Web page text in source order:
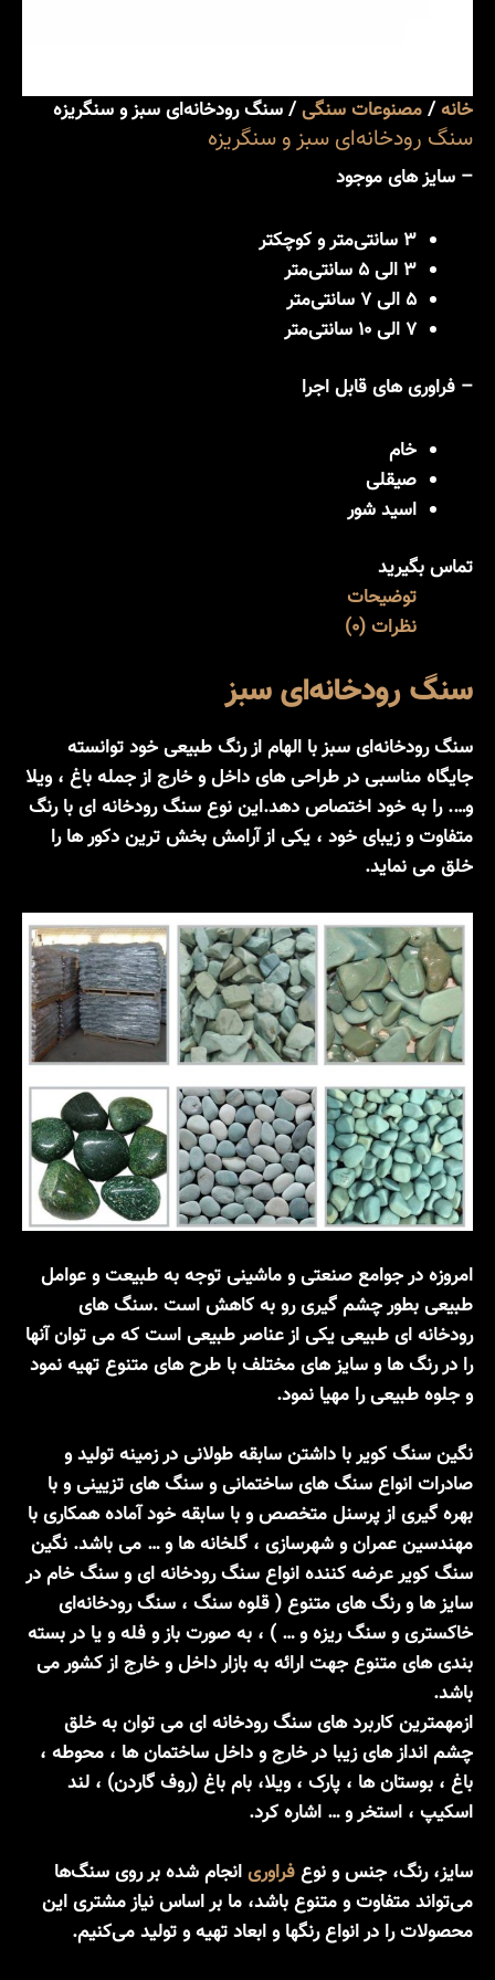
خانه/مصنوعات سنگی/ سنگ رودخانه‌ای سبز و سنگریزه
سنگ رودخانه‌ای سبز و سنگریزه
– سایز های موجود
3 سانتی‌متر و کوچکتر
3 الی 5 سانتی‌متر
5 الی 7 سانتی‌متر
7 الی 10 سانتی‌متر
– فراوری های قابل اجرا
خام
صیقلی
اسید شور
تماس بگیرید
توضیحات
نظرات (0)
سنگ رودخانه‌ای سبز
سنگ رودخانه‌ای سبز با الهام از رنگ طبیعی خود توانسته
جایگاه مناسبی در طراحی های داخل و خارج از جمله باغ ، ویلا
و…. را به خود اختصاص دهد.این نوع سنگ رودخانه ای با رنگ
متفاوت و زیبای خود ، یکی از آرامش بخش ترین دکور ها را
خلق می نماید.
امروزه در جوامع صنعتی و ماشینی توجه به طبیعت و عوامل
طبیعی بطور چشم گیری رو به کاهش است .سنگ های
رودخانه ای طبیعی یکی از عناصر طبیعی است که می توان آنها
را در رنگ ها و سایز های مختلف با طرح های متنوع تهیه نمود
و جلوه طبیعی را مهیا نمود.
نگین سنگ کویر با داشتن سابقه طولانی در زمینه تولید و
صادرات انواع سنگ های ساختمانی و سنگ های تزیینی و با
بهره گیری از پرسنل متخصص و با سابقه خود آماده همکاری با
مهندسین عمران و شهرسازی ، گلخانه ها و … می باشد. نگین
سنگ کویر عرضه کننده انواع سنگ رودخانه ای و سنگ خام در
سایز ها و رنگ های متنوع ( قلوه سنگ ، سنگ رودخانه‌ای
خاکستری و سنگ ریزه و … ) ، به صورت باز و فله و یا در بسته
بندی های متنوع جهت ارائه به بازار داخل و خارج از کشور می
باشد.
ازمهمترین کاربرد های سنگ رودخانه ای می توان به خلق
چشم انداز های زیبا در خارج و داخل ساختمان ها ، محوطه ،
باغ ، بوستان ها ، پارک ، ویلا، بام باغ (روف گاردن) ، لند
اسکیپ ، استخر و … اشاره کرد.
سایز، رنگ، جنس و نوعفراوریانجام شده بر روی سنگ‌ها
می‌تواند متفاوت و متنوع باشد، ما بر اساس نیاز مشتری این
محصولات را در انواع رنگها و ابعاد تهیه و تولید می‌کنیم.